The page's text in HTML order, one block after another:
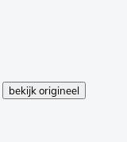
bekijk origineel